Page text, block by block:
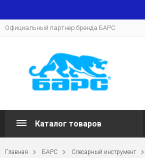
Официальный партнер бренда БАРС
Каталог товаров
Главная БАРС Слесарный инструмент